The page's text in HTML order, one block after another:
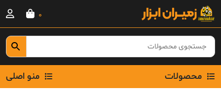
Skip
content
0
محصولات منو اصلی